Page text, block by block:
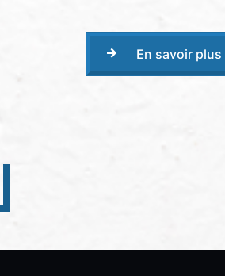
En savoir plus